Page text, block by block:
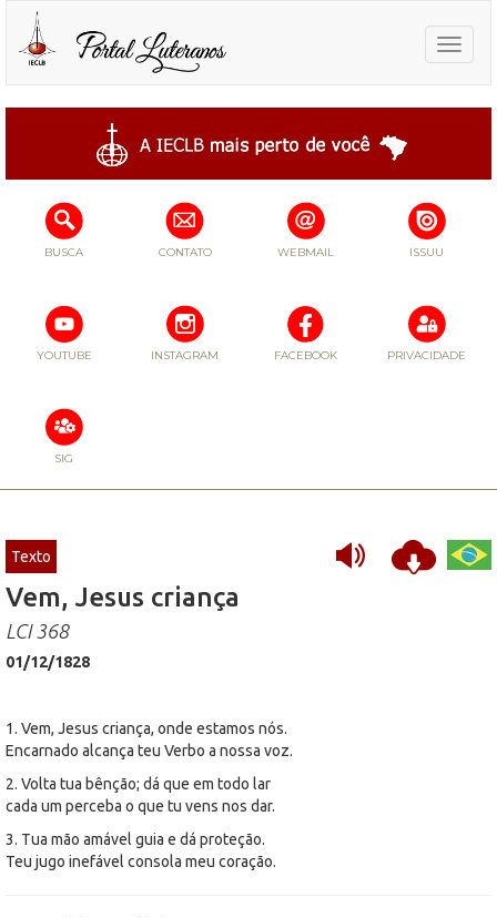
Toggle
BUSCA CONTATO WEBMAIL ISSUU
YOUTUBE INSTAGRAM FACEBOOK PRIVACIDADE
SIG
Texto
Vem, Jesus criança
LCI 368
01/12/1828
1. Vem, Jesus criança, onde estamos nós.
Encarnado alcança teu Verbo a nossa voz.
2. Volta tua bênção; dá que em todo lar
cada um perceba o que tu vens nos dar.
3. Tua mão amável guia e dá proteção.
Teu jugo inefável consola meu coração.